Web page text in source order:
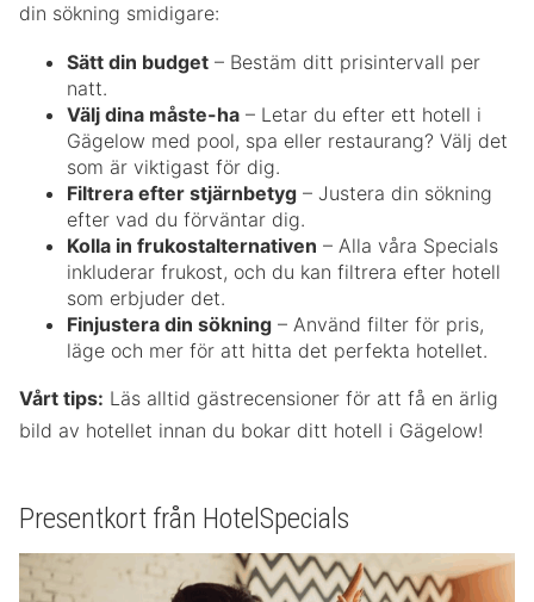
din sökning smidigare:
Sätt din budget – Bestäm ditt prisintervall per
natt.
Välj dina måste-ha – Letar du efter ett hotell i
Gägelow med pool, spa eller restaurang? Välj det
som är viktigast för dig.
Filtrera efter stjärnbetyg – Justera din sökning
efter vad du förväntar dig.
Kolla in frukostalternativen – Alla våra Specials
inkluderar frukost, och du kan filtrera efter hotell
som erbjuder det.
Finjustera din sökning – Använd filter för pris,
läge och mer för att hitta det perfekta hotellet.
Vårt tips: Läs alltid gästrecensioner för att få en ärlig
bild av hotellet innan du bokar ditt hotell i Gägelow!
Presentkort från HotelSpecials